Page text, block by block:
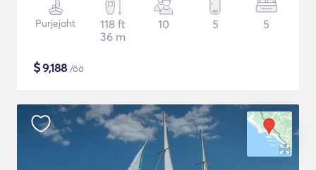
Purjejaht
118 ft
36 m
10 5 5
$9,188 /öö